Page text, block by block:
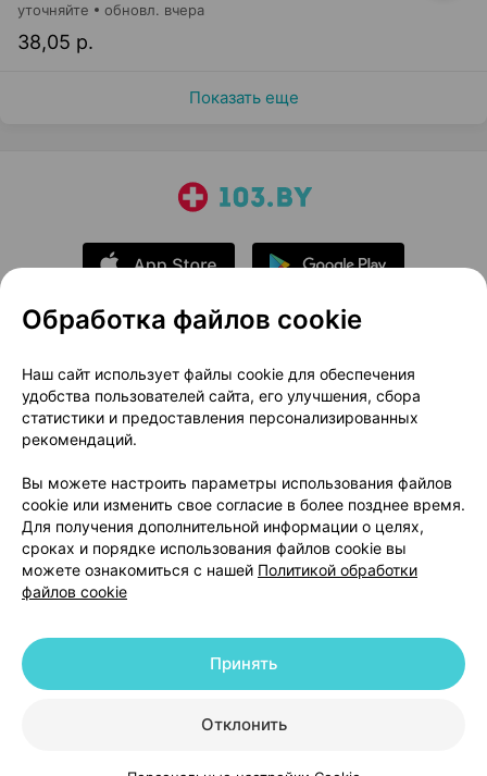
38,05 р.
уточняйте обновл. вчера
Показать еще
О проекте
Новости проекта
Размещение рекламы
Медицинский маркетинг
Публичный договор
Доставка
Способы оплаты
Вакансии
Партнеры
Написать руководителю 103.by
Написать в поддержку
Персональные настройки Cookie
© 2026 ООО «Артокс Лаб», УНП 191700409 | 220012, Республика Беларусь,
+375 291212755
Обработка файлов cookie
Наш сайт использует файлы cookie для обеспечения
удобства пользователей сайта, его улучшения, сбора
статистики и предоставления персонализированных
рекомендаций.
Вы можете настроить параметры использования файлов
cookie или изменить свое согласие в более позднее время.
Для получения дополнительной информации о целях,
сроках и порядке использования файлов cookie вы
можете ознакомиться с нашей Политикой обработки
файлов cookie
Отклонить
Принять